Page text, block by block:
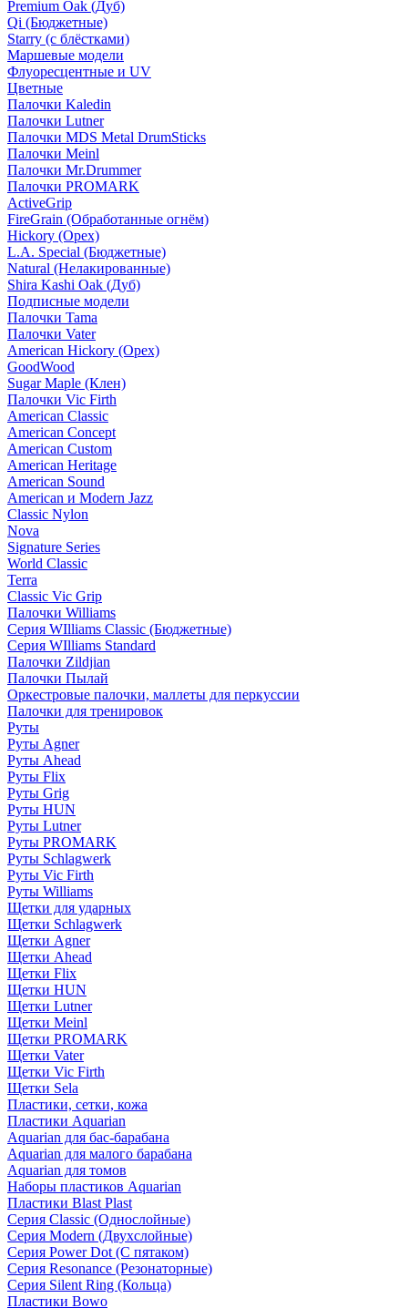
Premium Oak (Дуб)
Qi (Бюджетные)
Starry (с блёстками)
Маршевые модели
Флуоресцентные и UV
Цветные
Палочки Kaledin
Палочки Lutner
Палочки MDS Metal DrumSticks
Палочки Meinl
Палочки Mr.Drummer
Палочки PROMARK
ActiveGrip
FireGrain (Обработанные огнём)
Hickory (Орех)
L.A. Special (Бюджетные)
Natural (Нелакированные)
Shira Kashi Oak (Дуб)
Подписные модели
Палочки Tama
Палочки Vater
American Hickory (Орех)
GoodWood
Sugar Maple (Клен)
Палочки Vic Firth
American Classic
American Concept
American Custom
American Heritage
American Sound
American и Modern Jazz
Classic Nylon
Nova
Signature Series
World Classic
Terra
Classic Vic Grip
Палочки Williams
Серия WIlliams Classic (Бюджетные)
Серия WIlliams Standard
Палочки Zildjian
Палочки Пылай
Оркестровые палочки, маллеты для перкуссии
Палочки для тренировок
Руты
Руты Agner
Руты Ahead
Руты Flix
Руты Grig
Руты HUN
Руты Lutner
Руты PROMARK
Руты Schlagwerk
Руты Vic Firth
Руты Williams
Щетки для ударных
Щетки Schlagwerk
Щетки Agner
Щетки Ahead
Щетки Flix
Щетки HUN
Щетки Lutner
Щетки Meinl
Щетки PROMARK
Щетки Vater
Щетки Vic Firth
Щетки Sela
Пластики, сетки, кожа
Пластики Aquarian
Aquarian для бас-барабана
Aquarian для малого барабана
Aquarian для томов
Наборы пластиков Aquarian
Пластики Blast Plast
Серия Classic (Однослойные)
Серия Modern (Двухслойные)
Серия Power Dot (С пятаком)
Серия Resonance (Резонаторные)
Серия Silent Ring (Кольца)
Пластики Bowo